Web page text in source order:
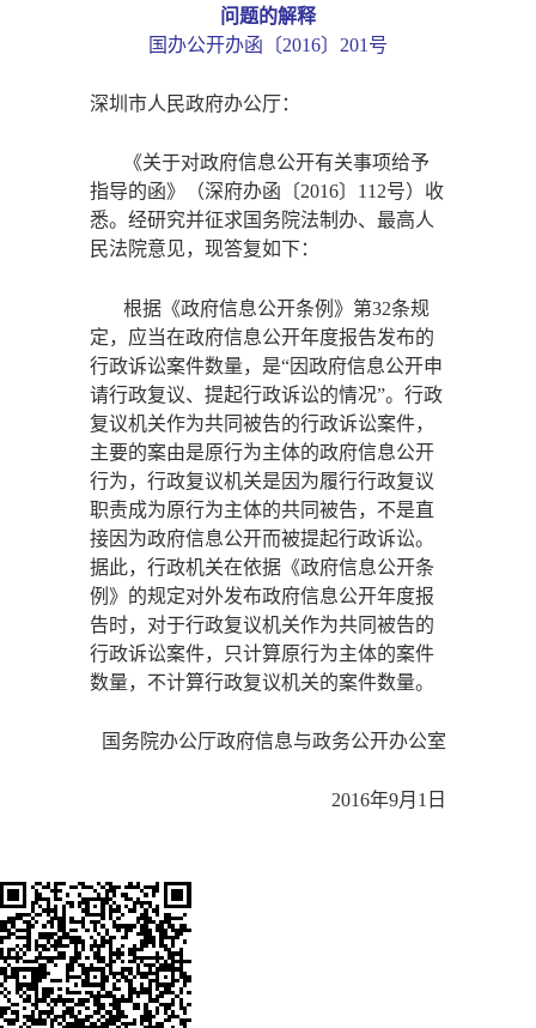
问题的解释
国办公开办函〔2016〕201号
深圳市人民政府办公厅：
《关于对政府信息公开有关事项给予
指导的函》（深府办函〔2016〕112号）收
悉。经研究并征求国务院法制办、最高人
民法院意见，现答复如下：
根据《政府信息公开条例》第32条规
定，应当在政府信息公开年度报告发布的
行政诉讼案件数量，是“因政府信息公开申
请行政复议、提起行政诉讼的情况”。行政
复议机关作为共同被告的行政诉讼案件，
主要的案由是原行为主体的政府信息公开
行为，行政复议机关是因为履行行政复议
职责成为原行为主体的共同被告，不是直
接因为政府信息公开而被提起行政诉讼。
据此，行政机关在依据《政府信息公开条
例》的规定对外发布政府信息公开年度报
告时，对于行政复议机关作为共同被告的
行政诉讼案件，只计算原行为主体的案件
数量，不计算行政复议机关的案件数量。
国务院办公厅政府信息与政务公开办公室
2016年9月1日